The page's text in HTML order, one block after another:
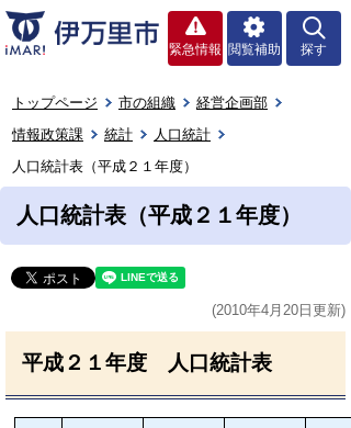
緊急情報 閲覧補助 探す
トップページ 市の組織
経営企画部
情報政策課
統計
人口統計
人口統計表（平成２１年度）
人口統計表（平成２１年度）
(2010年4月20日更新)
平成２１年度 人口統計表